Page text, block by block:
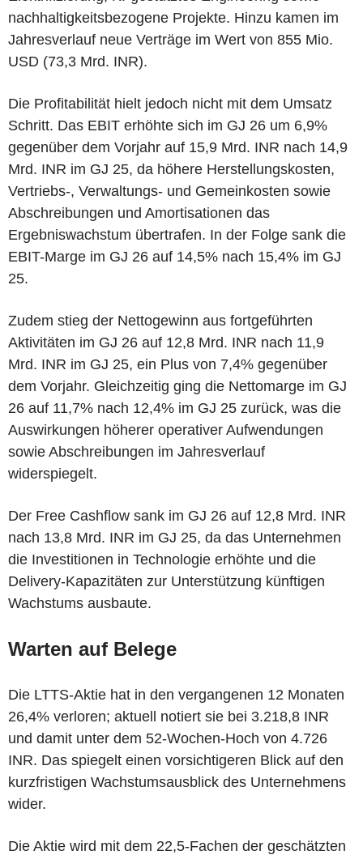
nachhaltigkeitsbezogene Projekte. Hinzu kamen im
Jahresverlauf neue Verträge im Wert von 855 Mio.
USD (73,3 Mrd. INR).
Die Profitabilität hielt jedoch nicht mit dem Umsatz
Schritt. Das EBIT erhöhte sich im GJ 26 um 6,9%
gegenüber dem Vorjahr auf 15,9 Mrd. INR nach 14,9
Mrd. INR im GJ 25, da höhere Herstellungskosten,
Vertriebs-, Verwaltungs- und Gemeinkosten sowie
Abschreibungen und Amortisationen das
Ergebniswachstum übertrafen. In der Folge sank die
EBIT-Marge im GJ 26 auf 14,5% nach 15,4% im GJ
25.
Zudem stieg der Nettogewinn aus fortgeführten
Aktivitäten im GJ 26 auf 12,8 Mrd. INR nach 11,9
Mrd. INR im GJ 25, ein Plus von 7,4% gegenüber
dem Vorjahr. Gleichzeitig ging die Nettomarge im GJ
26 auf 11,7% nach 12,4% im GJ 25 zurück, was die
Auswirkungen höherer operativer Aufwendungen
sowie Abschreibungen im Jahresverlauf
widerspiegelt.
Der Free Cashflow sank im GJ 26 auf 12,8 Mrd. INR
nach 13,8 Mrd. INR im GJ 25, da das Unternehmen
die Investitionen in Technologie erhöhte und die
Delivery-Kapazitäten zur Unterstützung künftigen
Wachstums ausbaute.
Warten auf Belege
Die LTTS-Aktie hat in den vergangenen 12 Monaten
26,4% verloren; aktuell notiert sie bei 3.218,8 INR
und damit unter dem 52-Wochen-Hoch von 4.726
INR. Das spiegelt einen vorsichtigeren Blick auf den
kurzfristigen Wachstumsausblick des Unternehmens
wider.
Die Aktie wird mit dem 22,5-Fachen der geschätzten